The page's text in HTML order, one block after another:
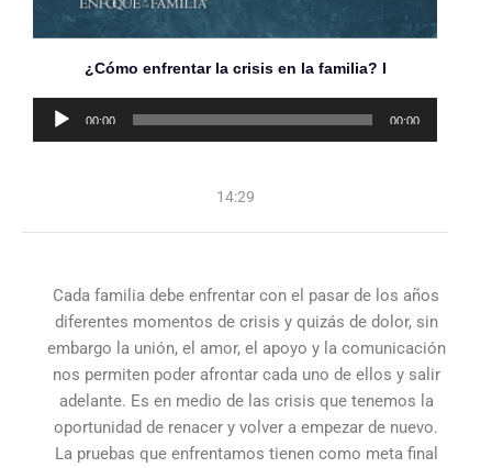
¿Cómo enfrentar la crisis en la familia? I
Reproductor
00:00 00:00
14:29
Cada familia debe enfrentar con el pasar de los años
diferentes momentos de crisis y quizás de dolor, sin
embargo la unión, el amor, el apoyo y la comunicación
nos permiten poder afrontar cada uno de ellos y salir
adelante. Es en medio de las crisis que tenemos la
oportunidad de renacer y volver a empezar de nuevo.
La pruebas que enfrentamos tienen como meta final